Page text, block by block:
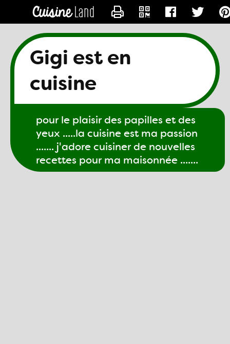
Gigi est en
cuisine
pour le plaisir des papilles et des
yeux .....la cuisine est ma passion
....... j'adore cuisiner de nouvelles
recettes pour ma maisonnée .......
CONTACTER GIGI61